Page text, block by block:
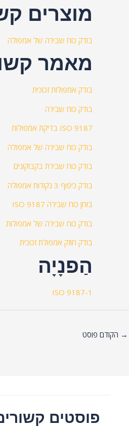
מוצרים
בודק כוח שבירה של אמפולה
מאמר
בודק אמפולות זכוכית
בודק כוח שבירה
ISO 9187 בדיקת אמפולות
בודק כוח שבירה של אמפולה
בודק כוח שבירת בקבוקונים
בודק כיפוף 3 נקודות אמפולה
בוחן כוח שבירה ISO 9187
בודק כוח שבירה של אמפולות
בודק חוזק אמפולת זכוכית
הַפנָיָה
ISO 9187-1
→ הקודם פוסט
פוסטים